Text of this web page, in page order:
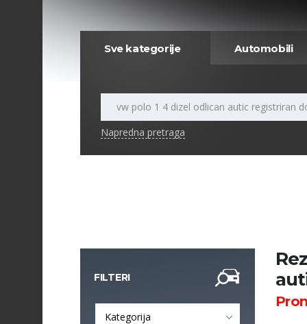
Sve kategorije Automobili
Napredna pretraga
FILTERI
Kategorija